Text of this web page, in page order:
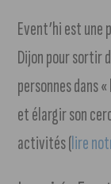
Event’hi est
Dijon pour sortir
personnes dans
et élargir son
activités (lire